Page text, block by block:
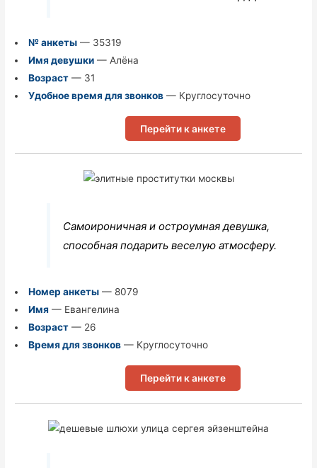
№ анкеты— 35319
Имя девушки— Алёна
Возраст— 31
Удобное время для звонков— Круглосуточно
Перейти к анкете
Самоироничная и остроумная девушка,
способная подарить веселую атмосферу.
Номер анкеты— 8079
Имя— Евангелина
Возраст— 26
Время для звонков— Круглосуточно
Перейти к анкете